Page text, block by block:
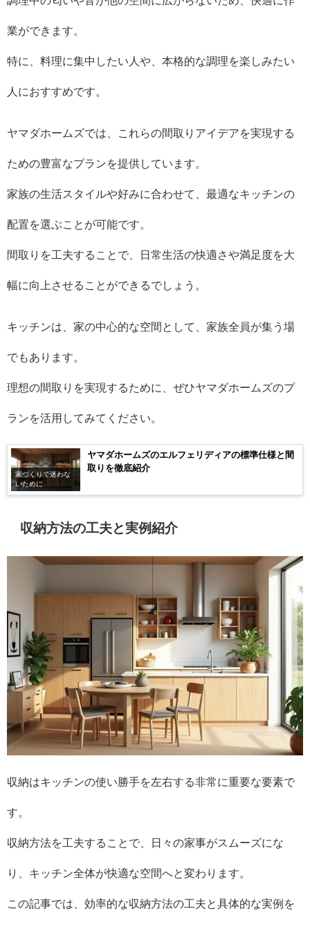
業ができます。
特に、料理に集中したい人や、本格的な調理を楽しみたい
人におすすめです。
ヤマダホームズでは、これらの間取りアイデアを実現する
ための豊富なプランを提供しています。
家族の生活スタイルや好みに合わせて、最適なキッチンの
配置を選ぶことが可能です。
間取りを工夫することで、日常生活の快適さや満足度を大
幅に向上させることができるでしょう。
キッチンは、家の中心的な空間として、家族全員が集う場
でもあります。
理想の間取りを実現するために、ぜひヤマダホームズのプ
ランを活用してみてください。
家づくりで迷わな
いために
ヤマダホームズのエルフェリディアの標準仕様と間
取りを徹底紹介
収納方法の工夫と実例紹介
収納はキッチンの使い勝手を左右する非常に重要な要素で
す。
収納方法を工夫することで、日々の家事がスムーズにな
り、キッチン全体が快適な空間へと変わります。
この記事では、効率的な収納方法の工夫と具体的な実例を